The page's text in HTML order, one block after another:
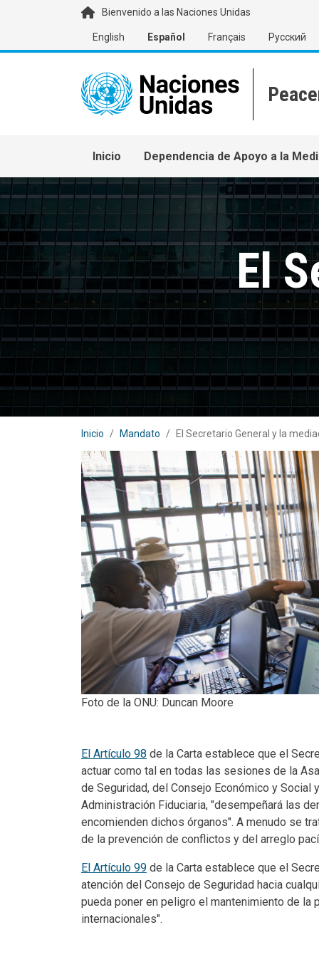
Pasar al contenido principalBienvenido a las Naciones Unidas
English Español Français Русский
Main navigation
Inicio Dependencia de Apoyo a la
El
Inicio Mandato El Secretario General y la
Body
Foto de la ONU: Duncan Moore
Body
El Artículo 98 de la Carta establece que el
actuar como tal en todas las sesiones de la
de Seguridad, del Consejo Económico y Social
Administración Fiduciaria, "desempeñará las
encomienden dichos órganos". A menudo se
de la prevención de conflictos y del arreglo
El Artículo 99 de la Carta establece que el
atención del Consejo de Seguridad hacia
pueda poner en peligro el mantenimiento de la
internacionales".